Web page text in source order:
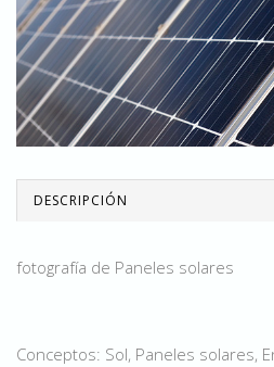
DESCRIPCIÓN
fotografía de Paneles solares
Conceptos: Sol, Paneles solares,